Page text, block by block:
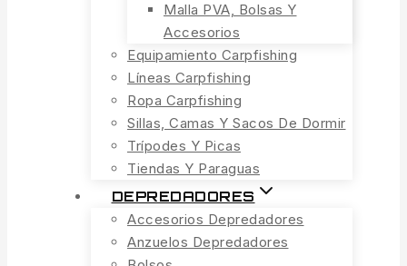
Malla PVA, Bolsas Y
Accesorios
Equipamiento Carpfishing
Líneas Carpfishing
Ropa Carpfishing
Sillas, Camas Y Sacos De Dormir
Trípodes Y Picas
Tiendas Y Paraguas
DEPREDADORES
Accesorios Depredadores
Anzuelos Depredadores